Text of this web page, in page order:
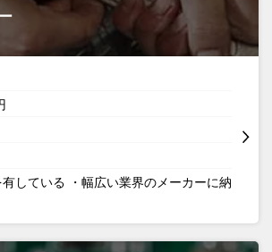
有している ・幅広い業界のメーカーに納